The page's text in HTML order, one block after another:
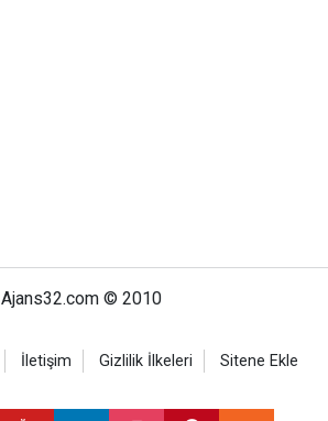
Ajans32.com © 2010
İletişim Gizlilik İlkeleri Sitene Ekle